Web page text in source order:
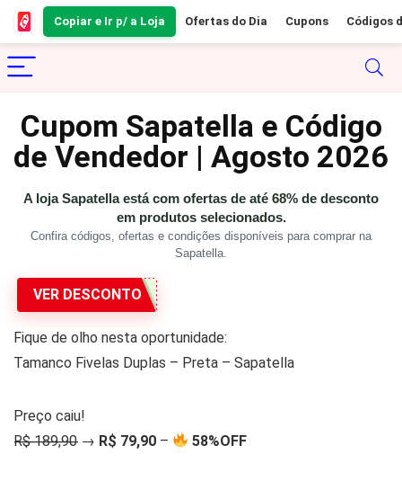
Copiar e Ir p/ a Loja Ofertas do Dia Cupons Códigos
Cupom Sapatella e Código
de Vendedor | Agosto 2026
A loja Sapatella está com ofertas de até 68% de desconto
em produtos selecionados.
Confira códigos, ofertas e condições disponíveis para comprar na
Sapatella.
VER DESCONTO
Fique de olho nesta oportunidade:
Tamanco Fivelas Duplas – Preta – Sapatella
Preço caiu!
R̶$̶ ̶1̶8̶9̶,̶9̶0̶ → R$ 79,90 – 58%OFF